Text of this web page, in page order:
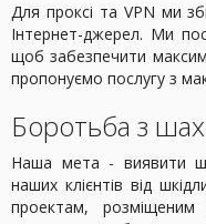
Для проксі та VPN ми
Інтернет-джерел. Ми
щоб забезпечити
пропонуємо послугу з
Боротьба з
Наша мета - виявити
наших клієнтів від
проектам,